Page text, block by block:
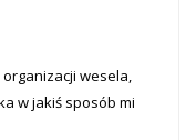
wesela,
w jakiś sposób mi